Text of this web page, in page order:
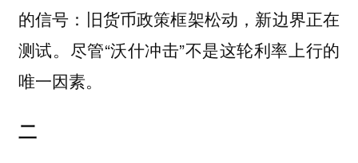
的信号：旧货币政策框架松动，新边界正在
测试。尽管“沃什冲击”不是这轮利率上行的
唯一因素。
二